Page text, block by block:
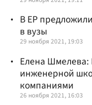
В ЕР
в вузы
29 ноября 2021, 19:03
Елена Шмелева:
инженерной
компаниями
26 ноября 2021, 16:03